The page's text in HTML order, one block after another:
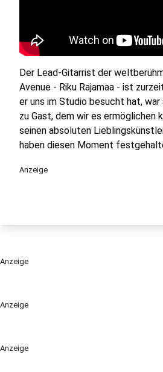
Anzeige
Anzeige
Der Lead-Gitarrist der
Avenue - Riku Rajamaa - ist
er uns im Studio besucht hat, war
zu Gast, dem wir es ermöglichen
seinen absoluten
haben diesen Moment
Anzeige
Anzeige